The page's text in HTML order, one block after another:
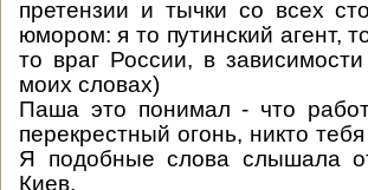
претензии и тычки со всех
юмором: я то путинский агент,
то враг России, в
моих словах)
Паша это понимал - что
перекрестный огонь, никто
Я подобные слова слышала
Киев.